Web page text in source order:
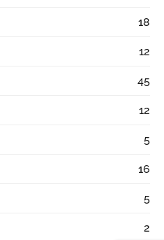
18
12
45
12
5
16
5
2